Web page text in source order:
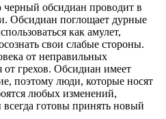
обсидиан проводит в
Обсидиан поглощает дурные
как амулет,
свои слабые стороны.
от неправильных
от грехов. Обсидиан имеет
поэтому люди, которые носят
любых изменений,
готовы принять новый